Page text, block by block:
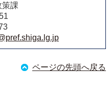
課
ページの先頭へ戻る